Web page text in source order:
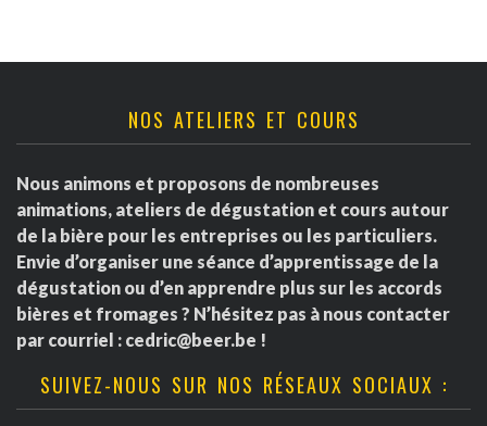
NOS ATELIERS ET COURS
Nous animons et proposons de nombreuses
animations, ateliers de dégustation et cours autour
de la bière pour les entreprises ou les particuliers.
Envie d’organiser une séance d’apprentissage de la
dégustation ou d’en apprendre plus sur les accords
bières et fromages ? N’hésitez pas à nous contacter
par courriel : cedric@beer.be !
SUIVEZ-NOUS SUR NOS RÉSEAUX SOCIAUX :